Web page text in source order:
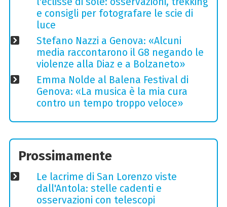
e consigli per fotografare le scie di
luce
Stefano Nazzi a Genova: «Alcuni
media raccontarono il G8 negando le
violenze alla Diaz e a Bolzaneto»
Emma Nolde al Balena Festival di
Genova: «La musica è la mia cura
contro un tempo troppo veloce»
Prossimamente
Le lacrime di San Lorenzo viste
dall'Antola: stelle cadenti e
osservazioni con telescopi